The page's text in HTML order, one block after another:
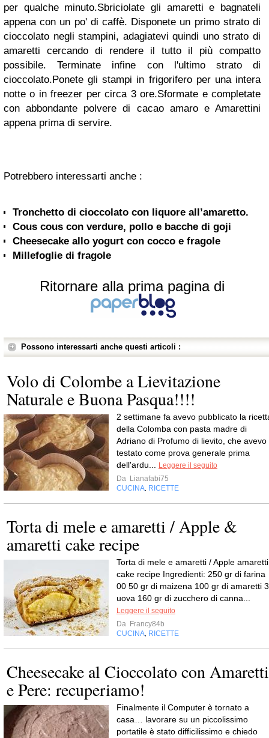
per qualche minuto.Sbriciolate gli amaretti e bagnateli
appena con un po' di caffè. Disponete un primo strato di
cioccolato negli stampini, adagiatevi quindi uno strato di
amaretti cercando di rendere il tutto il più compatto
possibile. Terminate infine con l'ultimo strato di
cioccolato.Ponete gli stampi in frigorifero per una intera
notte o in freezer per circa 3 ore.Sformate e completate
con abbondante polvere di cacao amaro e Amarettini
appena prima di servire.
Potrebbero interessarti anche :
Tronchetto di cioccolato con liquore all’amaretto.
Cous cous con verdure, pollo e bacche di goji
Cheesecake allo yogurt con cocco e fragole
Millefoglie di fragole
Ritornare alla prima pagina di
Possono interessarti anche questi articoli :
Volo di Colombe a Lievitazione
Naturale e Buona Pasqua!!!!
2 settimane fa avevo pubblicato la
della Colomba con pasta madre di
Adriano di Profumo di lievito, che avevo
testato come prova generale prima
dell'ardu...
Leggere il seguito
Da Lianafabi75
CUCINA RICETTE
Torta di mele e amaretti / Apple &
amaretti cake recipe
Torta di mele e amaretti / Apple amaretti
cake recipe Ingredienti: 250 gr di farina
00 50 gr di maizena 100 gr di amaretti 3
uova 160 gr di zucchero di canna...
Leggere il seguito
Da Francy84b
CUCINA RICETTE
Cheesecake al Cioccolato con Amaretti
e Pere: recuperiamo!
Finalmente il Computer è tornato a
casa… lavorare su un piccolissimo
portatile è stato difficilissimo e chiedo